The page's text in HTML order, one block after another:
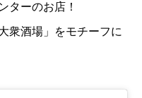
ターのお店！
衆酒場」をモチーフに